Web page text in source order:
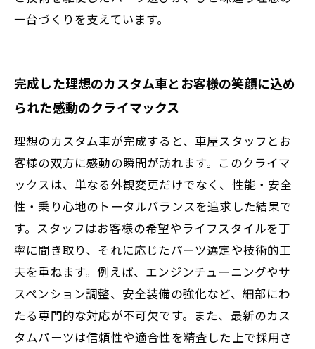
一台づくりを支えています。
完成した理想のカスタム車とお客様の笑顔に込め
られた感動のクライマックス
理想のカスタム車が完成すると、車屋スタッフとお
客様の双方に感動の瞬間が訪れます。このクライマ
ックスは、単なる外観変更だけでなく、性能・安全
性・乗り心地のトータルバランスを追求した結果で
す。スタッフはお客様の希望やライフスタイルを丁
寧に聞き取り、それに応じたパーツ選定や技術的工
夫を重ねます。例えば、エンジンチューニングやサ
スペンション調整、安全装備の強化など、細部にわ
たる専門的な対応が不可欠です。また、最新のカス
タムパーツは信頼性や適合性を精査した上で採用さ